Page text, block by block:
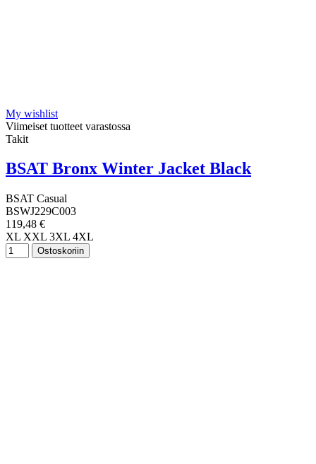
My wishlist
Viimeiset tuotteet varastossa
Takit
BSAT Bronx Winter Jacket Black
BSAT Casual
BSWJ229C003
119,48 €
XL XXL 3XL 4XL
Ostoskoriin